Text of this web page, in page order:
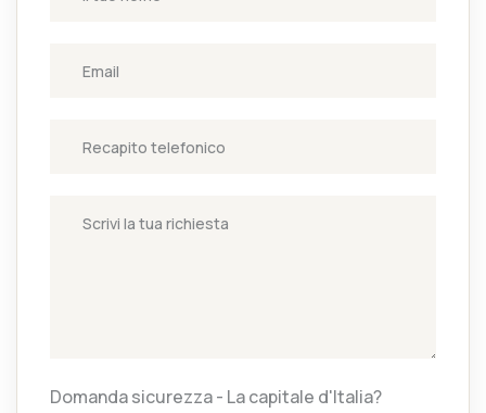
Domanda sicurezza - La capitale d'Italia?